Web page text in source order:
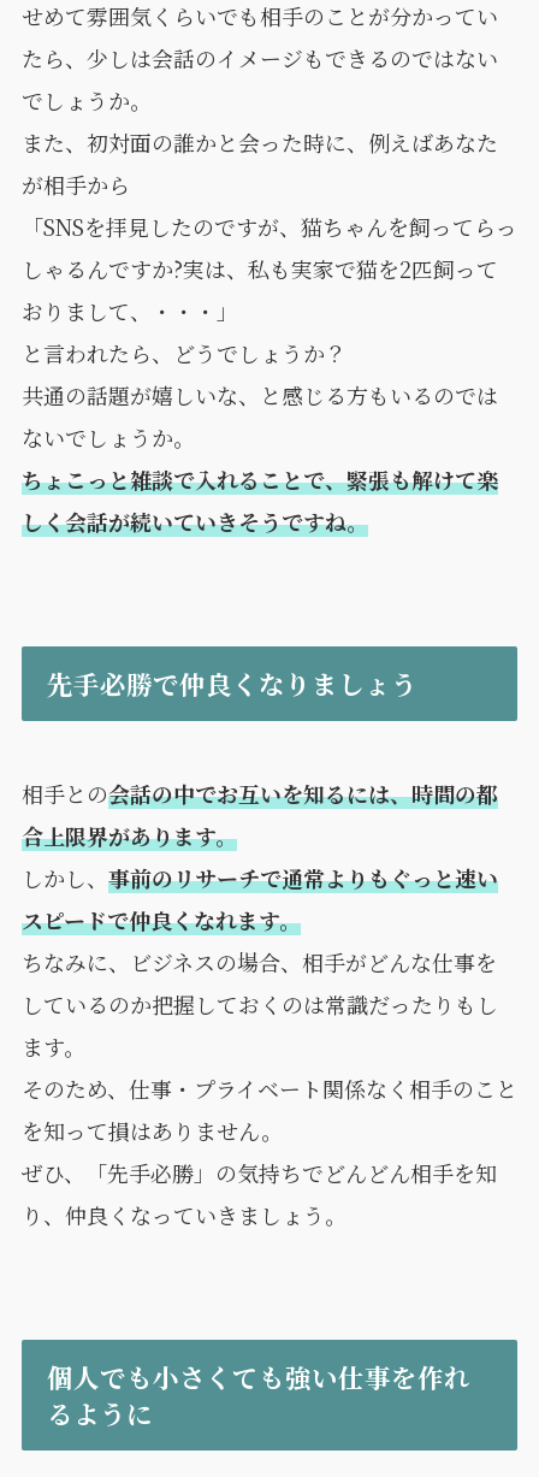
せめて雰囲気くらいでも相手のことが分かってい
たら、少しは会話のイメージもできるのではない
でしょうか。
また、初対面の誰かと会った時に、例えばあなた
が相手から
「SNSを拝見したのですが、猫ちゃんを飼ってらっ
しゃるんですか?実は、私も実家で猫を2匹飼って
おりまして、・・・」
と言われたら、どうでしょうか？
共通の話題が嬉しいな、と感じる方もいるのでは
ないでしょうか。
ちょこっと雑談で入れることで、緊張も解けて楽
しく会話が続いていきそうですね。
先手必勝で仲良くなりましょう
相手との会話の中でお互いを知るには、時間の都
合上限界があります。
しかし、 事前のリサーチで通常よりもぐっと速い
スピードで仲良くなれます。
ちなみに、ビジネスの場合、相手がどんな仕事を
しているのか把握しておくのは常識だったりもし
ます。
そのため、仕事・プライベート関係なく相手のこと
を知って損はありません。
ぜひ、「先手必勝」の気持ちでどんどん相手を知
り、仲良くなっていきましょう。
個人でも小さくても強い仕事を作れ
るように